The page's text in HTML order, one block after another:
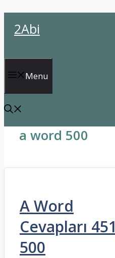
atla2Abi
Menu
a word 500
A Word
Cevapları 451
500